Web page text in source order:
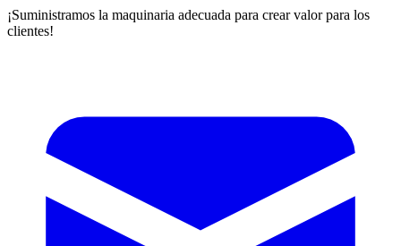
¡Suministramos la maquinaria adecuada para crear valor para los
clientes!